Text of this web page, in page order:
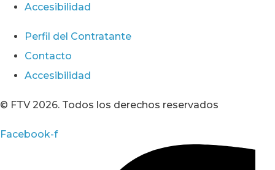
Accesibilidad
Perfil del Contratante
Contacto
Accesibilidad
© FTV 2026. Todos los derechos reservados
Facebook-f